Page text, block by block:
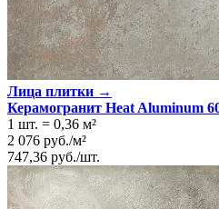
Лица плитки →
Керамогранит Heat Aluminum
1 шт. = 0,36 м²
2 076 руб./м²
747,36 руб./шт.